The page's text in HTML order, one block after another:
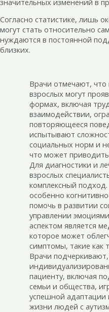
Согласно статистике, лишь
могут стать относительно
нуждаются в постоянной
близких.
Врачи отмечают, что
взрослых могут
формах, включая
взаимодействии,
повторяющееся
испытывают
социальных норм и
что может приводить
Для диагностики и
взрослых
комплексный
особенно
помочь в развитии
управлении
аспектом является
которое может
симптомы, такие как
Врачи
пациенту, включая
семьи и общества,
успешной адаптации
жизни людей с